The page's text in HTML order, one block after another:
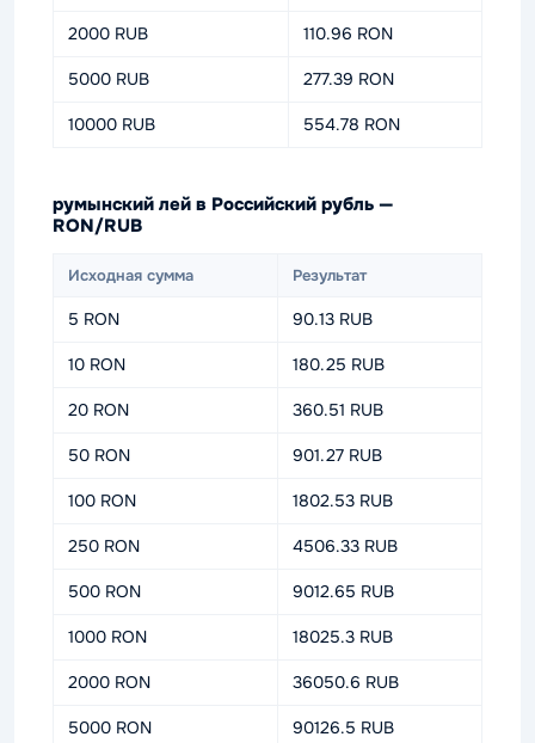
2000 RUB 110.96 RON
5000 RUB 277.39 RON
10000 RUB 554.78 RON
румынский лей в Российский рубль —
RON/RUB
Исходная сумма Результат
5 RON 90.13 RUB
10 RON 180.25 RUB
20 RON 360.51 RUB
50 RON 901.27 RUB
100 RON 1802.53 RUB
250 RON 4506.33 RUB
500 RON 9012.65 RUB
1000 RON 18025.3 RUB
2000 RON 36050.6 RUB
5000 RON 90126.5 RUB